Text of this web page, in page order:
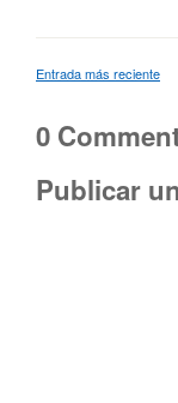
Entrada más reciente
0
Publicar